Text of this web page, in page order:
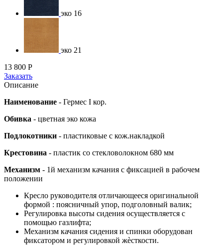
эко 16
эко 21
13 800 Р
Заказать
Описание
Наименование - Гермес I кор.
Обивка - цветная эко кожа
Подлокотники - пластиковые с кож.накладкой
Крестовина - пластик со стекловолокном 680 мм
Механизм - 1й механизм качания с фиксацией в рабочем
положении
Кресло руководителя отличающееся оригинальной
формой : поясничный упор, подголовный валик;
Регулировка высоты сидения осуществляется с
помощью газлифта;
Механизм качания сидения и спинки оборудован
фиксатором и регулировкой жѐсткости.